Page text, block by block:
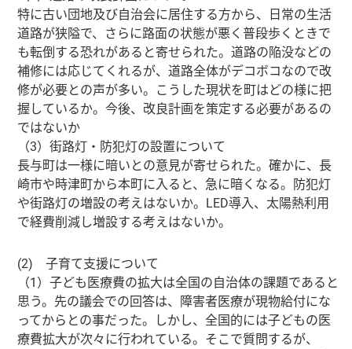
特に古い団地及び自治会に居住する方から、日常の生活
道路が狭隘で、さらに路面の状態が悪く普段歩くときで
も転倒する恐れがあると寄せられた。道路の陥没などの
補修には応じてくれるが、道路全体がデコボコなので改
修が必要との声が多い。こうした現状を町はどの様に把
握しているか。今後、改良計画を策定する必要があるの
ではないか
（3）街路灯・防犯灯の設置について
長与町は一様に暗いとの意見が寄せられた。確かに、長
崎市や時津町から本町に入ると、急に暗くなる。防犯灯
や街路灯の増設の考えはないか。LED導入、太陽熱利用
で経費削減し増設する考えはないか。
(2) 子育て支援について
（1）子ども医療費の拡大は全国の自治体の課題であると
思う。先の議会での回答は、障害者医療が現物給付にな
ってからとの事だった。しかし、全国的には子どもの医
療費拡大が次々に行われている。そこで質問するが、